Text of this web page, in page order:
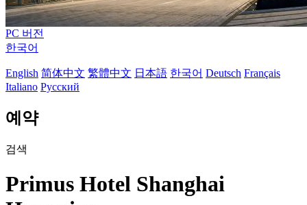
PC 버전
한국어
English 简体中文 繁體中文 日本語 한국어 Deutsch Français
Italiano Русский
예약
검색
Primus Hotel Shanghai